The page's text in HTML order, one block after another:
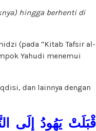
hingga berhenti di
(pada “Kitab Tafsir al-
Yahudi menemui
dan lainnya dengan
أَقْبَلَتْ يَهُودُ إِلَى